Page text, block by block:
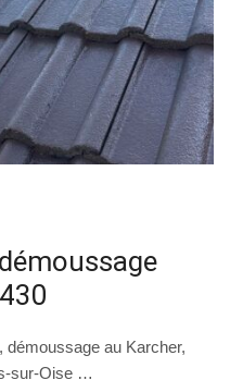
démoussage au Karcher,
sur-Oise …